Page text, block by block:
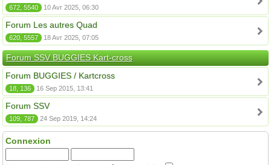
672, 5540 10 Avr 2025, 06:30
Forum Les autres Quad
620, 5557 18 Avr 2025, 07:05
Forum SSV BUGGIES Kart-cross
Forum BUGGIES / Kartcross
18, 136 16 Sep 2015, 13:41
Forum SSV
109, 787 24 Sep 2019, 14:24
Connexion